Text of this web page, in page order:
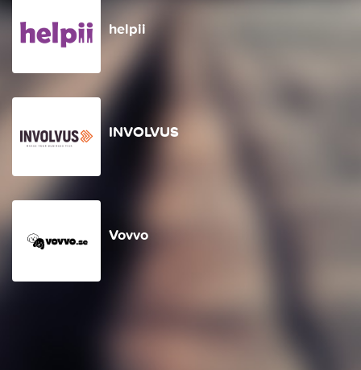
helpii
INVOLVUS
Vovvo